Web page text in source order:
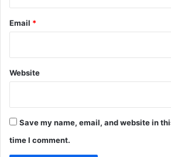
Email *
Website
Save my name, email, and website in
time I comment.